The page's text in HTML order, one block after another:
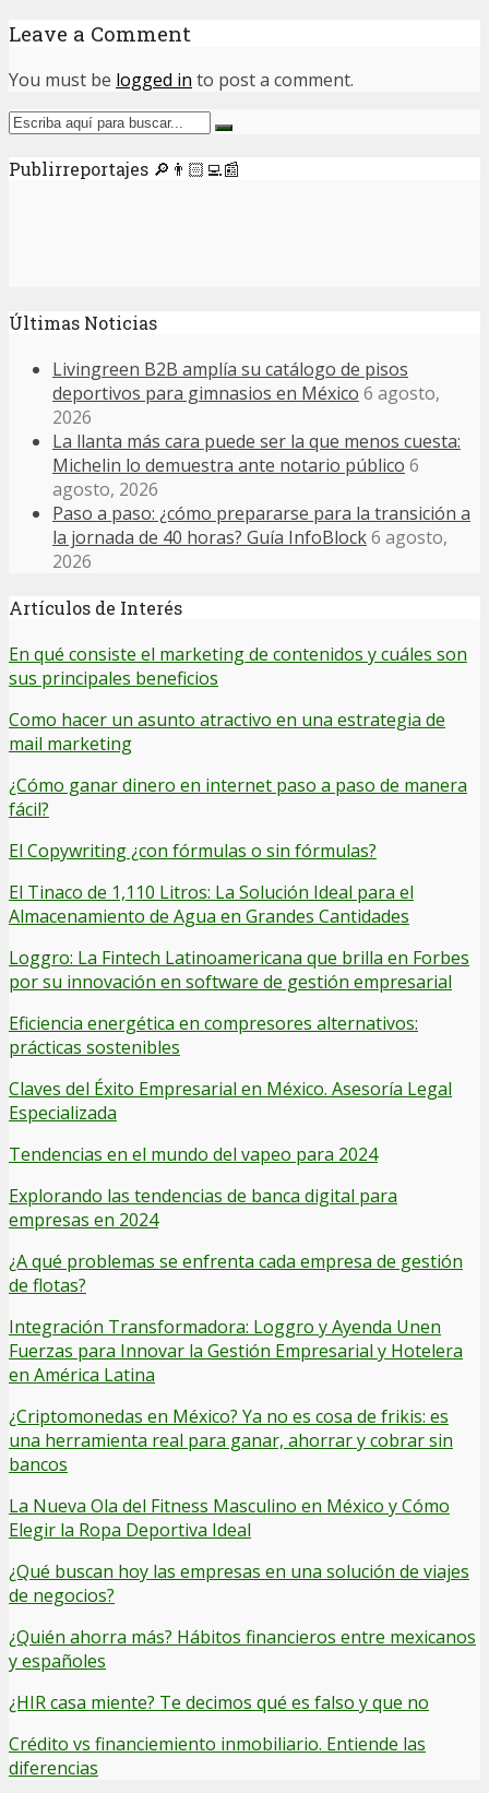
Leave a Comment
You must be logged in to post a comment.
Publirreportajes 🔎👨🏻‍💻📰
Últimas Noticias
Livingreen B2B amplía su catálogo de pisos
deportivos para gimnasios en México 6 agosto,
2026
La llanta más cara puede ser la que menos cuesta:
Michelin lo demuestra ante notario público 6
agosto, 2026
Paso a paso: ¿cómo prepararse para la transición a
la jornada de 40 horas? Guía InfoBlock6 agosto,
2026
Artículos de Interés
En qué consiste el marketing de contenidos y cuáles son
sus principales beneficios
Como hacer un asunto atractivo en una estrategia de
mail marketing
¿Cómo ganar dinero en internet paso a paso de manera
fácil?
El Copywriting ¿con fórmulas o sin fórmulas?
El Tinaco de 1,110 Litros: La Solución Ideal para el
Almacenamiento de Agua en Grandes Cantidades
Loggro: La Fintech Latinoamericana que brilla en Forbes
por su innovación en software de gestión empresarial
Eficiencia energética en compresores alternativos:
prácticas sostenibles
Claves del Éxito Empresarial en México. Asesoría Legal
Especializada
Tendencias en el mundo del vapeo para 2024
Explorando las tendencias de banca digital para
empresas en 2024
¿A qué problemas se enfrenta cada empresa de gestión
de flotas?
Integración Transformadora: Loggro y Ayenda Unen
Fuerzas para Innovar la Gestión Empresarial y Hotelera
en América Latina
¿Criptomonedas en México? Ya no es cosa de frikis: es
una herramienta real para ganar, ahorrar y cobrar sin
bancos
La Nueva Ola del Fitness Masculino en México y Cómo
Elegir la Ropa Deportiva Ideal
¿Qué buscan hoy las empresas en una solución de viajes
de negocios?
¿Quién ahorra más? Hábitos financieros entre mexicanos
y españoles
¿HIR casa miente? Te decimos qué es falso y que no
Crédito vs financiemiento inmobiliario. Entiende las
diferencias